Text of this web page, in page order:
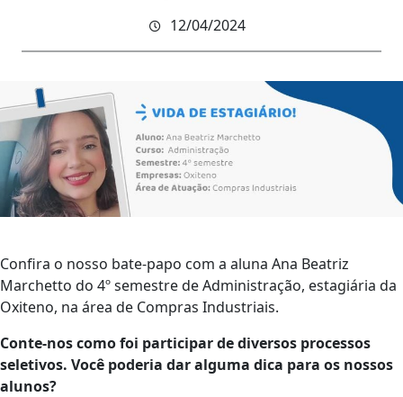
12/04/2024
Confira o nosso bate-papo com a aluna Ana Beatriz
Marchetto do 4º semestre de Administração, estagiária da
Oxiteno, na área de Compras Industriais.
Conte-nos como foi participar de diversos processos
seletivos. Você poderia dar alguma dica para os nossos
alunos?